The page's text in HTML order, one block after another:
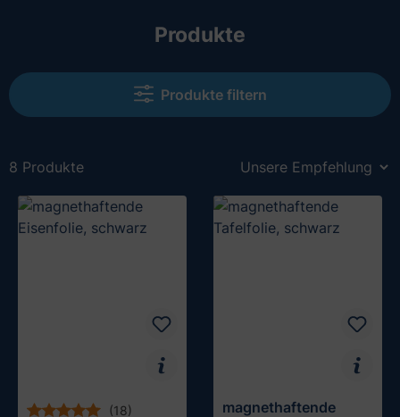
Produkte
Produkte filtern
8 Produkte
(18)
magnethaftende